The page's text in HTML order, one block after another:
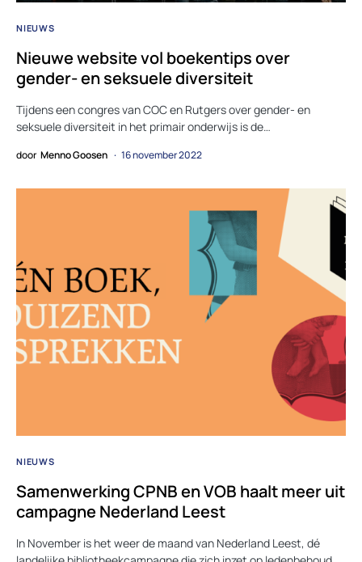
NIEUWS
Nieuwe website vol boekentips over
gender- en seksuele diversiteit
Tijdens een congres van COC en Rutgers over gender- en
seksuele diversiteit in het primair onderwijs is de…
door Menno Goosen 16 november 2022
NIEUWS
Samenwerking CPNB en VOB haalt meer uit
campagne Nederland Leest
In November is het weer de maand van Nederland Leest, dé